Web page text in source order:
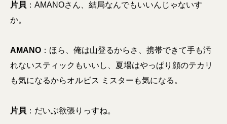
片貝 ：AMANOさん、結局なんでもいいんじゃないす
か。
AMANO ：ほら、俺は山登るからさ、携帯できて手も汚
れないスティックもいいし、夏場はやっぱり顔のテカリ
も気になるからオルビス ミスターも気になる。
片貝 ：だいぶ欲張りっすね。